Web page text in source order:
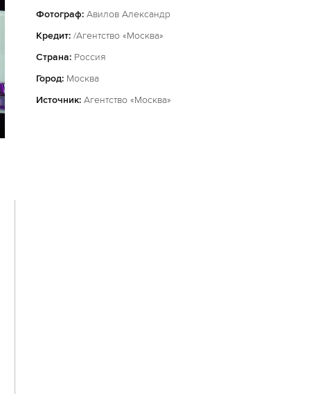
Фотограф: Авилов Александр
Кредит: /Агентство «Москва»
Страна: Россия
Город: Москва
Источник: Агентство «Москва»